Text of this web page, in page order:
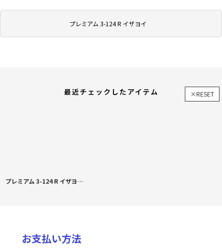
プレミアム 3-124 R イザヨイ
最近チェックしたアイテム ×RESET
プレミアム 3-124 R イザヨイ
お支払い方法